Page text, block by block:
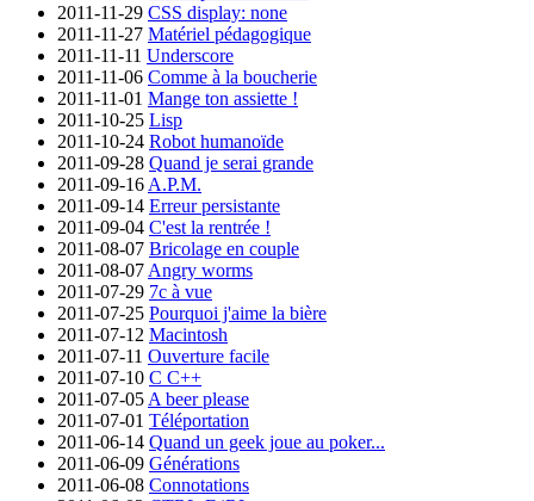
2011-11-29 CSS display: none
2011-11-27 Matériel pédagogique
2011-11-11 Underscore
2011-11-06 Comme à la boucherie
2011-11-01 Mange ton assiette !
2011-10-25 Lisp
2011-10-24 Robot humanoïde
2011-09-28 Quand je serai grande
2011-09-16 A.P.M.
2011-09-14 Erreur persistante
2011-09-04 C'est la rentrée !
2011-08-07 Bricolage en couple
2011-08-07 Angry worms
2011-07-29 7c à vue
2011-07-25 Pourquoi j'aime la bière
2011-07-12 Macintosh
2011-07-11 Ouverture facile
2011-07-10 C C++
2011-07-05 A beer please
2011-07-01 Téléportation
2011-06-14 Quand un geek joue au poker...
2011-06-09 Générations
2011-06-08 Connotations